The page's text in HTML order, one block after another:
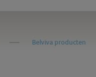
Belviva producten